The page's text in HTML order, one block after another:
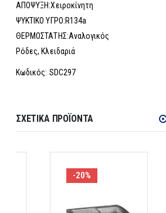
ΑΠΟΨΥΞΗ:Χειροκίνητη
ΨΥΚΤΙΚΟ ΥΓΡΟ:R134a
ΘΕΡΜΟΣΤΑΤΗΣ:Αναλογικός
Ρόδες, Κλειδαριά
Κωδικός: SDC297
ΣΧΕΤΙΚΆ ΠΡΟΪΌΝΤΑ